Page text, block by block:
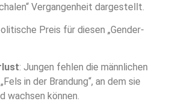
Vergangenheit dargestellt.
Preis für diesen „Gender-
: Jungen fehlen die männlichen
in der Brandung“, an dem sie
wachsen können.